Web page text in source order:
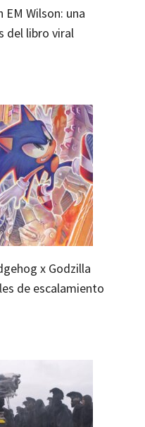
Wilson: una
del libro viral
x Godzilla
de escalamiento